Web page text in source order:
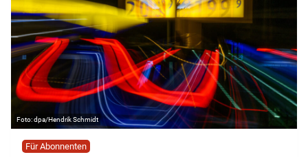
dpa/Hendrik Schmidt
Für Abonnenten